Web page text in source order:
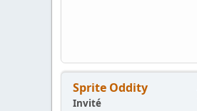
Sprite Oddity
Invité